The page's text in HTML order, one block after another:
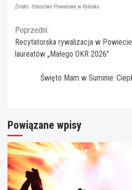
Źródło: Starostwo Powiatowe w Rybniku
Continue
Reading
Poprzedni:
Recytatorska rywalizacja w
laureatów „Małego OKR 2026”
Święto Mam w Suminie:
Powiązane wpisy